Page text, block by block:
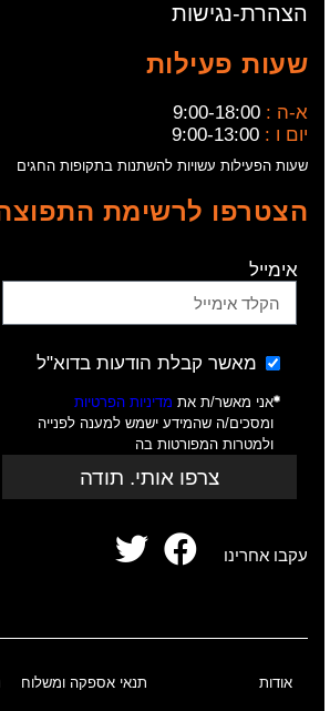
הצהרת-נגישות
שעות פעילות
א-ה : 9:00-18:00
יום ו : 9:00-13:00
שעות הפעילות עשויות להשתנות בתקופות החגים
הצטרפו לרשימת
אימייל
מאשר קבלת הודעות בדוא"ל
אני מאשר/ת את מדיניות הפרטיות
ומסכים/ה שהמידע ישמש למענה לפנייה
ולמטרות המפורטות בה
צרפו אותי. תודה
עקבו אחרינו
אודות תנאי אספקה ומשלוח